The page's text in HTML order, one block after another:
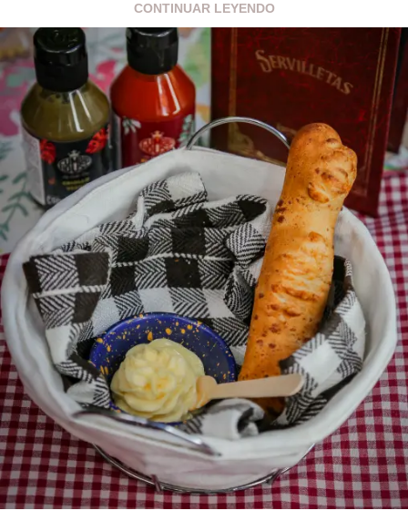
CONTINUAR LEYENDO